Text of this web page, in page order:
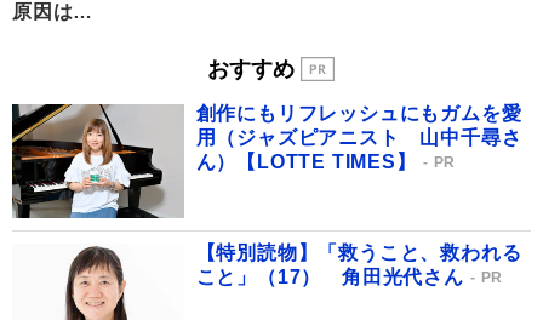
原因は…
おすすめ
創作にもリフレッシュにもガムを愛
用（ジャズピアニスト 山中千尋さ
ん）【LOTTE TIMES】
PR
【特別読物】「救うこと、救われる
こと」（17） 角田光代さん
PR